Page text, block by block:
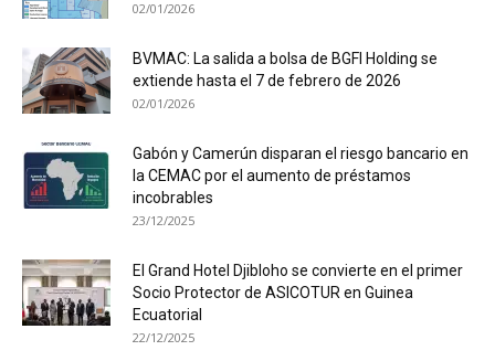
02/01/2026
BVMAC: La salida a bolsa de BGFI Holding se
extiende hasta el 7 de febrero de 2026
02/01/2026
Gabón y Camerún disparan el riesgo bancario en
la CEMAC por el aumento de préstamos
incobrables
23/12/2025
El Grand Hotel Djibloho se convierte en el primer
Socio Protector de ASICOTUR en Guinea
Ecuatorial
22/12/2025